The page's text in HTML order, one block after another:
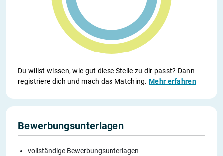
Du willst wissen, wie gut diese Stelle zu dir passt? Dann
registriere dich und mach das Matching.Mehr erfahren
Bewerbungsunterlagen
vollständige Bewerbungsunterlagen